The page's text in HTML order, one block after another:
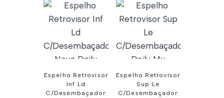
Espelho Retrovisor
Inf Ld
C/Desembaçador
Espelho Retrovisor
Sup Le
C/Desembaçador